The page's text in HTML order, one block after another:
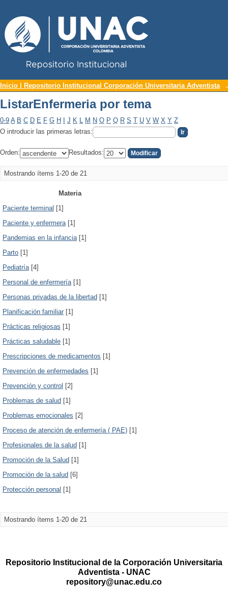
ListarEnfermeria por tema
Inicio | Repositorio Institucional Corporación Universitaria Adventista
ListarEnfermeria por tema
0-9 A B C D E F G H J K L M N O P Q R S T U V W X Y Z
O introducir las primeras letras:
Orden: Resultados:
Mostrando ítems 1-20 de 21
Materia
Paciente terminal [1]
Paciente y enfermera[1]
Pandemias en la infancia[1]
Parto [1]
Pediatría[4]
Personal de enfermería[1]
Personas privadas de la libertad [1]
Planificación familiar [1]
Prácticas religiosas [1]
Prácticas saludable [1]
Prescripciones de medicamentos [1]
Prevención de enfermedades [1]
Prevención y control [2]
Problemas de salud [1]
Problemas emocionales [2]
Proceso de atención de enfermería ( PAE) [1]
Profesionales de la salud [1]
Promoción de la Salud [1]
Promoción de la salud [6]
Protección personal [1]
Mostrando ítems 1-20 de 21
Repositorio Institucional de la Corporación Universitaria
Adventista - UNAC
repository@unac.edu.co